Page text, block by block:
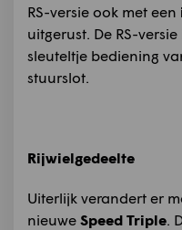
RS-versie ook met een
uitgerust. De RS-
sleuteltje bediening
stuurslot.
Rijwielgedeelte
Uiterlijk verandert er
nieuwe Speed Triple.